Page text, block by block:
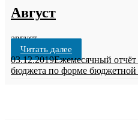
Август
август
Читать далее
03.12.2019Ежемесячный
бюджета по форме бюджетной